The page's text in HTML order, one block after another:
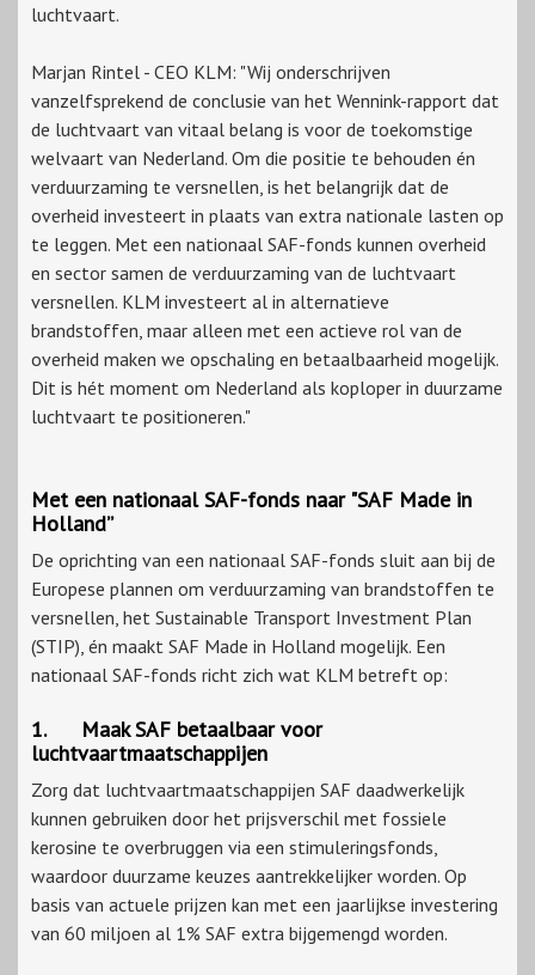
luchtvaart.
Marjan Rintel - CEO KLM: "Wij onderschrijven
vanzelfsprekend de conclusie van het Wennink-rapport dat
de luchtvaart van vitaal belang is voor de toekomstige
welvaart van Nederland. Om die positie te behouden én
verduurzaming te versnellen, is het belangrijk dat de
overheid investeert in plaats van extra nationale lasten op
te leggen. Met een nationaal SAF-fonds kunnen overheid
en sector samen de verduurzaming van de luchtvaart
versnellen. KLM investeert al in alternatieve
brandstoffen, maar alleen met een actieve rol van de
overheid maken we opschaling en betaalbaarheid mogelijk.
Dit is hét moment om Nederland als koploper in duurzame
luchtvaart te positioneren."
Met een nationaal SAF-fonds naar "SAF Made in
Holland”
De oprichting van een nationaal SAF-fonds sluit aan bij de
Europese plannen om verduurzaming van brandstoffen te
versnellen, het Sustainable Transport Investment Plan
(STIP), én maakt SAF Made in Holland mogelijk. Een
nationaal SAF-fonds richt zich wat KLM betreft op:
1. Maak SAF betaalbaar voor
luchtvaartmaatschappijen
Zorg dat luchtvaartmaatschappijen SAF daadwerkelijk
kunnen gebruiken door het prijsverschil met fossiele
kerosine te overbruggen via een stimuleringsfonds,
waardoor duurzame keuzes aantrekkelijker worden. Op
basis van actuele prijzen kan met een jaarlijkse investering
van 60 miljoen al 1% SAF extra bijgemengd worden.